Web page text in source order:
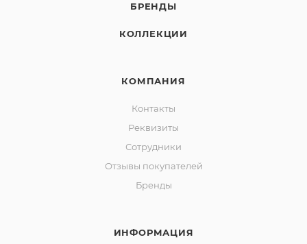
БРЕНДЫ
КОЛЛЕКЦИИ
КОМПАНИЯ
Контакты
Реквизиты
Сотрудники
Отзывы покупателей
Бренды
ИНФОРМАЦИЯ